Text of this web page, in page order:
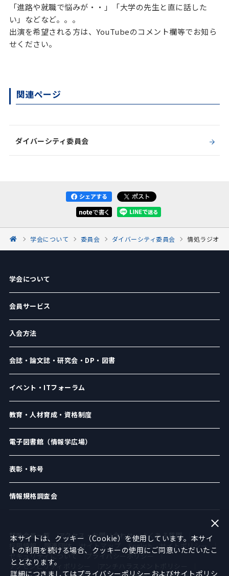
「進路や就職で悩みが・・」「大学の先生と直に話した
い」などなど。。。
出演を希望される方は、YouTubeのコメント欄等でお知ら
せください。
関連ページ
ダイバーシティ委員会
学会について 委員会 ダイバーシティ委員会 情処ラジオ
学会について
会員サービス
入会方法
会誌・論文誌・研究会・DP・図書
イベント・ITフォーラム
教育・人材育成・資格制度
電子図書館（情報学広場）
表彰・称号
情報規格調査会
賛助会員一覧 アクセス・お問い合わせ
よくある質問
採用情報
関連団体 サイトマップ English
サイトポリシー
セキュリティについて
プライバシーポリシー
アクセシビリティポリシー
本サイトは、クッキー（Cookie）を使用しています。本サイ
トの利用を続ける場合、クッキーの使用にご同意いただいたこ
ととなります。
詳細につきましてはプライバシーポリシー およびサイトポリシ